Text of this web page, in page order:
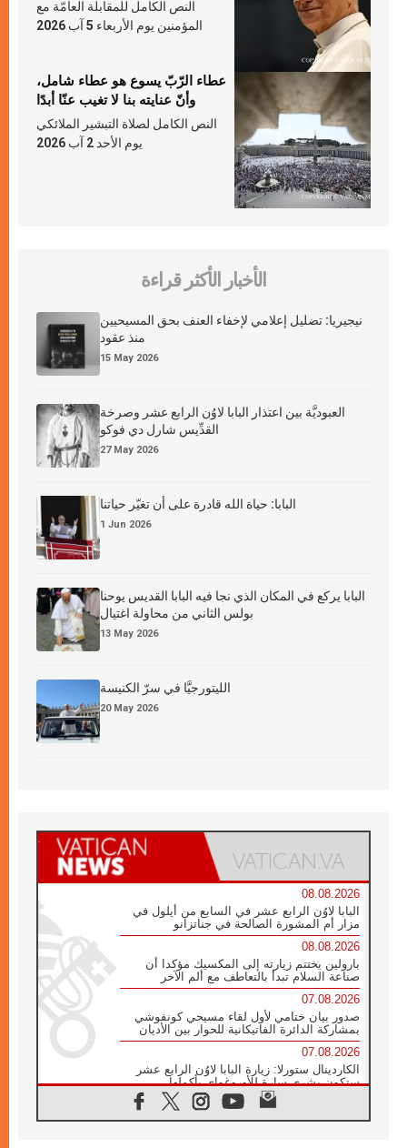
النص الكامل للمقابلة العامّة مع
المؤمنين يوم الأربعاء 5 آب 2026
عطاء الرّبّ يسوع هو عطاء شامل،
وأنّ عنايته بنا لا تغيب عنّا أبدًا
النص الكامل لصلاة التبشير الملائكي
يوم الأحد 2 آب 2026
الأخبار الأكثر قراءة
نيجيريا: تضليل إعلامي لإخفاء العنف بحق المسيحيين
منذ عقود
15 May 2026
العبوديَّة بين اعتذار البابا لاوُن الرابع عشر وصرخة
القدِّيس شارل دي فوكو
27 May 2026
البابا: حياة الله قادرة على أن تغيّر حياتنا
1 Jun 2026
البابا يركع في المكان الذي نجا فيه البابا القديس يوحنا
بولس الثاني من محاولة اغتيال
13 May 2026
الليتورجيَّا في سرّ الكنيسة
20 May 2026
08.08.2026
البابا لاوُن الرابع عشر في السابع من أيلول في
مزار أم المشورة الصالحة في جناتزانو
08.08.2026
بارولين يختتم زيارته إلى المكسيك مؤكدا أن
صناعة السلام تبدأ بالتعاطف مع ألم الآخر
07.08.2026
صدور بيان ختامي لأول لقاء مسيحي كونفوشي
بمشاركة الدائرة الفاتيكانية للحوار بين الأديان
07.08.2026
الكاردينال ستورلا: زيارة البابا لاوُن الرابع عشر
ستكون بشرى سارة للأوروغواي بأكملها
الفاتيكان يعلن برنامج الزيارة الرسولية للبابا لاوُن